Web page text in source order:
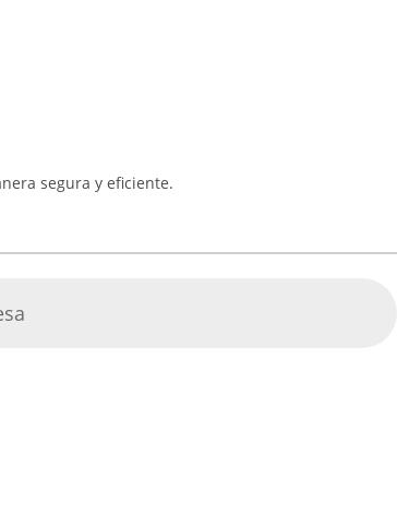
segura y eficiente.